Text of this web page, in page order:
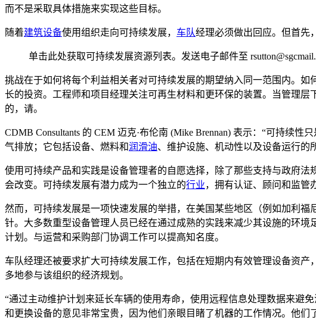
而不是采取具体措施来实现这些目标。
随着建筑设备使用组织走向可持续发展， 车队经理必须做出回应。但首先
单击此处获取可持续发展资源列表。发送电子邮件至
挑战在于如何将每个利益相关者对可持续发展的期望纳入同一范围内。如
长的投资。工程师和项目经理关注可再生材料和更环保的装置。当管理
的，请。
CDMB Consultants 的 CEM 迈克·布伦南 (Mike Brennan) 表示：“可持续
气排放；它包括设备、燃料和润滑油、维护设施、机动性以及设备运行的
使用可持续产品和实践是设备管理者的自愿选择，除了那些支持与政府
会改变。可持续发展有潜力成为一个独立的行业，拥有认证、顾问和监管
然而，可持续发展是一项快速发展的举措，在美国某些地区（例如加利
针。大多数重型设备管理人员已经在通过成熟的实践来减少其设施的环
计划。与运营和采购部门协调工作可以提高知名度。
车队经理还被要求扩大可持续发展工作，包括在短期内有效管理设备资
多地参与该组织的经济规划。
“通过主动维护计划来延长车辆的使用寿命，使用远程信息处理数据来避
和更换设备的意见非常宝贵，因为他们亲眼目睹了机器的工作情况。他们